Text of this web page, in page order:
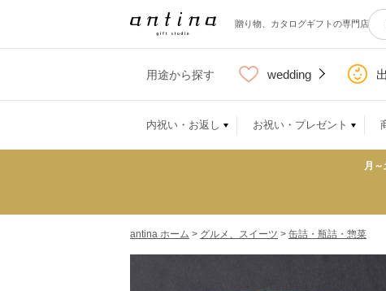
贈り物、カタログギフトの専門店
用途から探す wedding
内祝い・お返し お祝い・プレゼント
月
antina ホーム > グルメ、スイーツ > 缶詰・瓶詰・惣菜